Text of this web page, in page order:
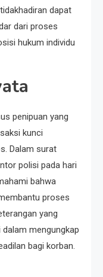
dapat
dari proses
hukum individu
penipuan yang
kunci
Dalam surat
polisi pada hari
bahwa
proses
yang
mengungkap
bagi korban.